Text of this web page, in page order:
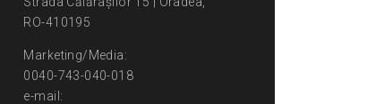
RO-410195
Marketing/Media:
0040-743-040-018
e-mail: